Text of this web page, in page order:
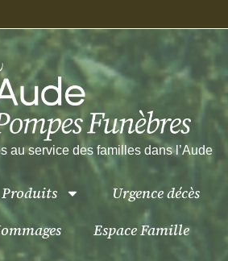
au service des familles dans l’Aude
Produits
Urgence décès
Espace Famille